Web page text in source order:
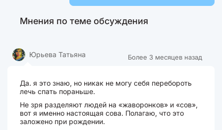
Мнения по теме обсуждения
Более 3 месяцев назад
Юрьева Татьяна
Да. я это знаю, но никак не могу себя перебороть
лечь спать пораньше.
Не зря разделяют людей на «жаворонков» и «сов»,
вот я именно настоящая сова. Полагаю, что это
заложено при рождении.